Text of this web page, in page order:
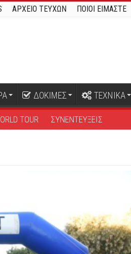
ΑΡΧΕΙΟ ΤΕΥΧΩΝ ΠΟΙΟΙ ΕΙΜΑΣΤΕ
ΔΟΚΙΜΕΣ ΤΕΧΝΙΚΑ
TOUR ΣΥΝΕΝΤΕΥΞΕΙΣ